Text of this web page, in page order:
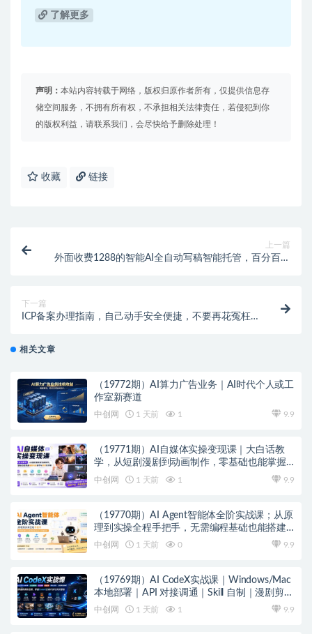
了解更多
声明： 本站内容转载于网络，版权归原作者所有，仅提供信息存
储空间服务，不拥有所有权，不承担相关法律责任，若侵犯到你
的版权利益，请联系我们，会尽快给予删除处理！
收藏 链接
上一篇
外面收费1288的智能AI全自动写稿智能托管，百分百过
下一篇
ICP备案办理指南，自己动手安全便捷，不要再花冤枉
相关文章
（19772期）AI算力广告业务｜AI时代个人或工
作室新赛道
中创网 1 天前 1 9.9
（19771期）AI自媒体实操变现课｜大白话教
学，从短剧漫剧到动画制作，零基础也能掌握
爆款内容创作与变现全流程
中创网 1 天前 1 9.9
（19770期）AI Agent智能体全阶实战课；从原
理到实操全程手把手，无需编程基础也能搭建
自动运行的智能体
中创网 1 天前 0 9.9
（19769期）AI CodeX实战课｜Windows/Mac
本地部署｜API 对接调通｜Skill 自制｜漫剧剪辑
｜网站 VR 项目｜AI项目落地全教程
中创网 1 天前 1 9.9